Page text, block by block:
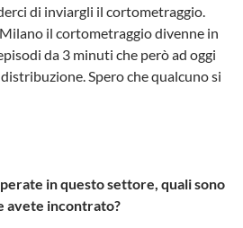
di inviargli il cortometraggio.
il cortometraggio divenne in
da 3 minuti che però ad oggi
Spero che qualcuno si
in questo settore, quali sono
avete incontrato?